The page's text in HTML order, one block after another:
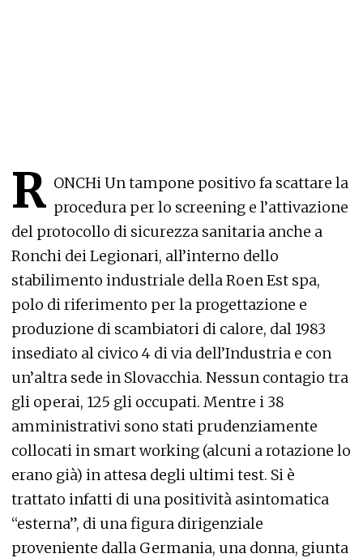
R ONCHi Un tampone positivo fa scattare la
procedura per lo screening e l’attivazione
del protocollo di sicurezza sanitaria anche a
Ronchi dei Legionari, all’interno dello
stabilimento industriale della Roen Est spa,
polo di riferimento per la progettazione e
produzione di scambiatori di calore, dal 1983
insediato al civico 4 di via dell’Industria e con
un’altra sede in Slovacchia. Nessun contagio tra
gli operai, 125 gli occupati. Mentre i 38
amministrativi sono stati prudenziamente
collocati in smart working (alcuni a rotazione lo
erano già) in attesa degli ultimi test. Si è
trattato infatti di una positività asintomatica
“esterna”, di una figura dirigenziale
proveniente dalla Germania, una donna, giunta